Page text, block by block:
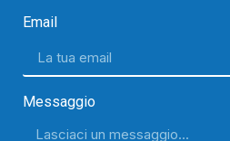
Email
Messaggio